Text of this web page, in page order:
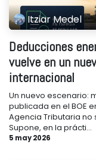
Itziar Medel
Deducciones
vuelve en un
internacional
Un nuevo escenario:
publicada en el BOE
Agencia Tributaria
Supone, en la prácti...
5 may 2026